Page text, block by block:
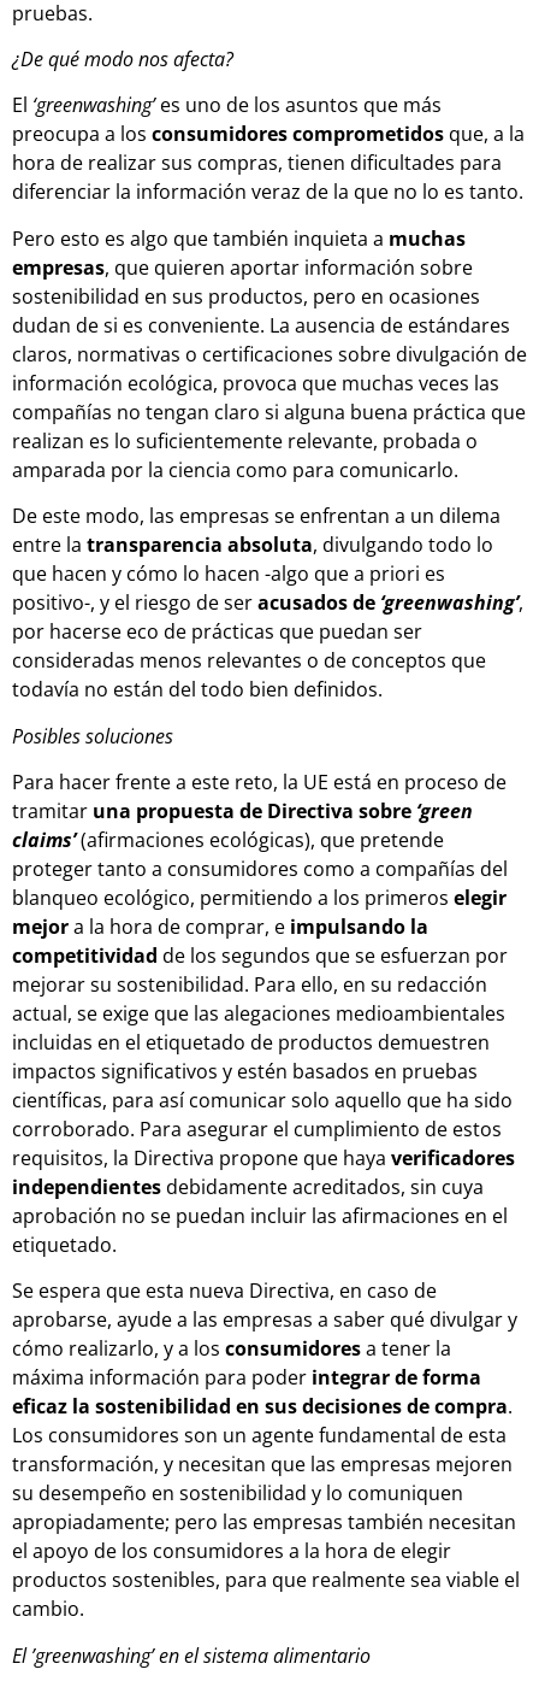
pruebas.
¿De qué modo nos afecta?
El ‘greenwashing’es uno de los asuntos que más
preocupa a los consumidores comprometidos que, a la
hora de realizar sus compras, tienen dificultades para
diferenciar la información veraz de la que no lo es tanto.
Pero esto es algo que también inquieta a muchas
empresas, que quieren aportar información sobre
sostenibilidad en sus productos, pero en ocasiones
dudan de si es conveniente. La ausencia de estándares
claros, normativas o certificaciones sobre divulgación de
información ecológica, provoca que muchas veces las
compañías no tengan claro si alguna buena práctica que
realizan es lo suficientemente relevante, probada o
amparada por la ciencia como para comunicarlo.
De este modo, las empresas se enfrentan a un dilema
entre la transparencia absoluta, divulgando todo lo
que hacen y cómo lo hacen -algo que a priori es
positivo-, y el riesgo de seracusados de ‘greenwashing’,
por hacerse eco de prácticas que puedan ser
consideradas menos relevantes o de conceptos que
todavía no están del todo bien definidos.
Posibles soluciones
Para hacer frente a este reto, la UE está en proceso de
tramitar una propuesta de Directiva sobre ‘green
claims’(afirmaciones ecológicas), que pretende
proteger tanto a consumidores como a compañías del
blanqueo ecológico, permitiendo a los primeros elegir
mejora la hora de comprar, e impulsando la
competitividad de los segundos que se esfuerzan por
mejorar su sostenibilidad. Para ello, en su redacción
actual, se exige que las alegaciones medioambientales
incluidas en el etiquetado de productos demuestren
impactos significativos y estén basados en pruebas
científicas, para así comunicar solo aquello que ha sido
corroborado. Para asegurar el cumplimiento de estos
requisitos, la Directiva propone que haya verificadores
independientesdebidamente acreditados, sin cuya
aprobación no se puedan incluir las afirmaciones en el
etiquetado.
Se espera que esta nueva Directiva, en caso de
aprobarse, ayude a las empresas a saber qué divulgar y
cómo realizarlo, y a los consumidoresa tener la
máxima información para poder integrar de forma
eficaz la sostenibilidad en sus decisiones de compra.
Los consumidores son un agente fundamental de esta
transformación, y necesitan que las empresas mejoren
su desempeño en sostenibilidad y lo comuniquen
apropiadamente; pero las empresas también necesitan
el apoyo de los consumidores a la hora de elegir
productos sostenibles, para que realmente sea viable el
cambio.
El ’greenwashing’ en el sistema alimentario